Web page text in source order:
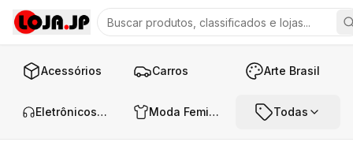
Acessórios Carros Arte Brasil
Eletrônicos e Áudio Moda Feminina Todas